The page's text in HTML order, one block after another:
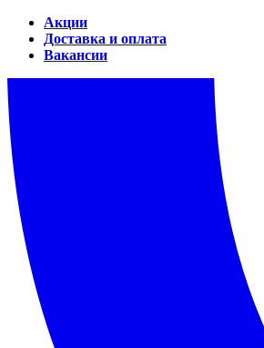
Акции
Доставка и оплата
Вакансии